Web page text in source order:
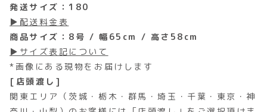
発送サイズ：180
▶配送料金表
商品サイズ：8号 / 幅65cm / 高さ58cm
▶サイズ表記について
*画像にある現物をお届けします
[店頭渡し]
関東エリア（茨城・栃木・群馬・埼玉・千葉・東京・神